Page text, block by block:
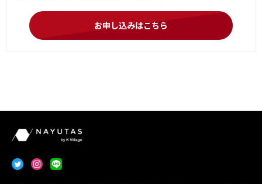
お申し込みはこちら